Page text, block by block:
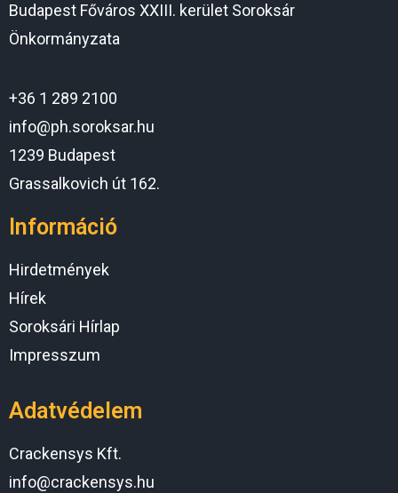
Budapest Főváros XXIII. kerület Soroksár
Önkormányzata
+36 1 289 2100
info@ph.soroksar.hu
1239 Budapest
Grassalkovich út 162.
Információ
Hirdetmények
Hírek
Soroksári Hírlap
Impresszum
Adatvédelem
Crackensys Kft.
info@crackensys.hu